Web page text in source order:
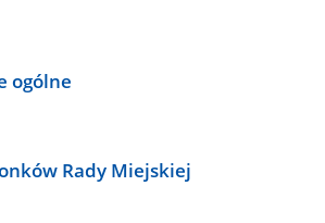
ogólne
Rady Miejskiej